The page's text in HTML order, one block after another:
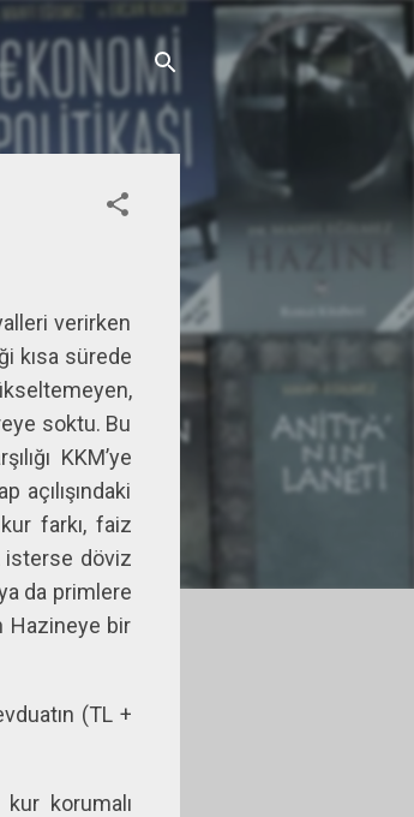
verirken
kısa sürede
soktu. Bu
KKM’ye
açılışındaki
farkı, faiz
isterse döviz
da primlere
Hazineye bir
(TL +
korumalı